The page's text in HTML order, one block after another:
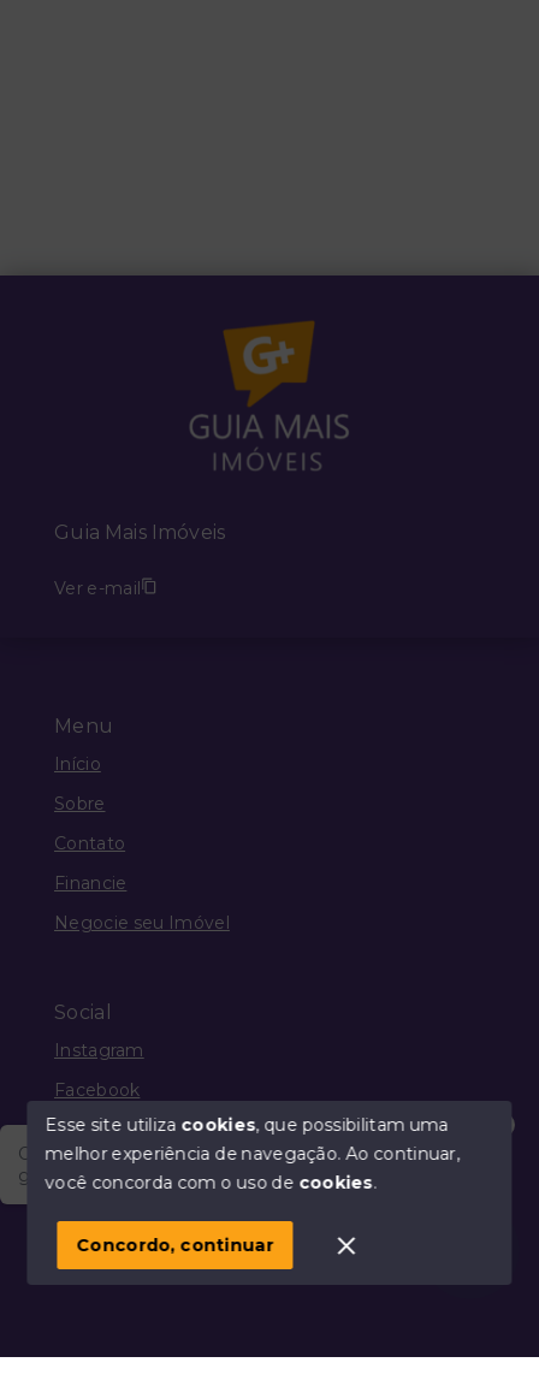
Menu
Início
Sobre
Contato
Financie
Negocie seu Imóvel
Social
Instagram
Facebook
© Copyright 2026 - Guia Mais Imóveis - Todos os
SITE PARA IMOBILIARIA
Guia Mais Imóveis
Ver e-mail
Olá, vim através do Portal Imobiliário Guia Mais e
gostaria de saber a respeito dos produtos e serviços
Esse site utiliza cookies, que possibilitam uma
melhor experiência de navegação.Ao continuar,
você concorda com o uso de cookies.
Concordo, continuar